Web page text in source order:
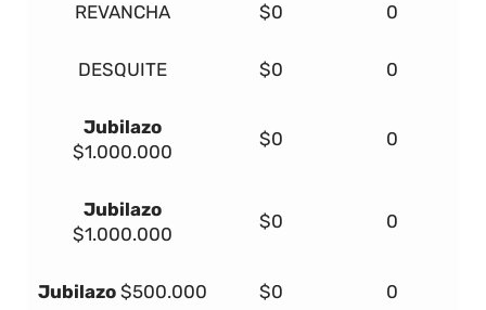
REVANCHA $0 0
DESQUITE $0 0
Jubilazo
$1.000.000
$0 0
Jubilazo
$1.000.000
$0 0
Jubilazo $500.000 $0 0